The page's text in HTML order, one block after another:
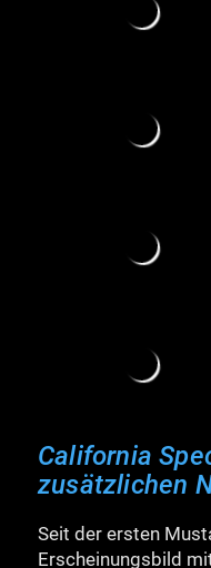
California
zusätzlichen
Seit der ersten
Erscheinungsbild